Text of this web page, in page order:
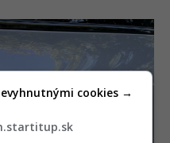
cookies →